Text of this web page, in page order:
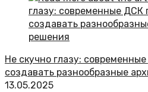
Не скучно глазу:
создавать разнообразные
13.05.2025